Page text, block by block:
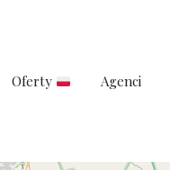
Oferty Agenci